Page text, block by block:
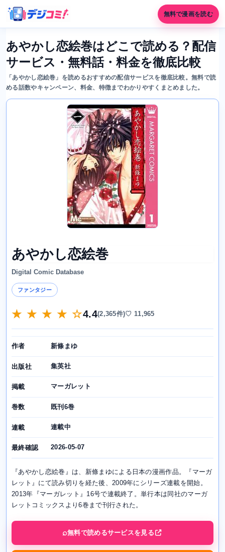
無料で漫画を読む
あやかし恋絵巻はどこで読める？配信
サービス・無料話・料金を徹底比較
「あやかし恋絵巻」を読めるおすすめの配信サービスを徹底比較。無料で読
める話数やキャンペーン、料金、特徴までわかりやすくまとめました。
あやかし恋絵巻
Digital Comic Database
ファンタジー
★ ★ ★ ★ ☆4.4(2,365件)♡ 11,965
作者 新條まゆ
出版社 集英社
掲載 マーガレット
巻数 既刊6巻
連載 連載中
最終確認 2026-05-07
『あやかし恋絵巻』は、新條まゆによる日本の漫画作品。『マーガ
レット』にて読み切りを経た後、2009年にシリーズ連載を開始。
2013年『マーガレット』16号で連載終了。単行本は同社のマーガ
レットコミックスより6巻まで刊行された。
無料で読めるサービスを見る